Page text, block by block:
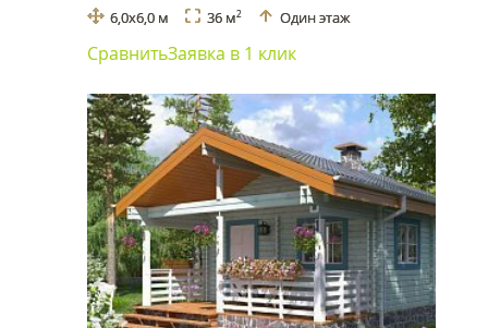
6,0х6,0 м 36 м2 Один этаж
СравнитьЗаявка в 1 клик